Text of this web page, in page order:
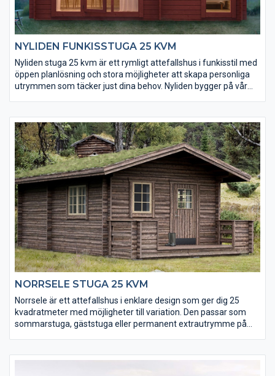
NYLIDEN FUNKISSTUGA 25 KVM
Nyliden stuga 25 kvm är ett rymligt attefallshus i funkisstil med
öppen planlösning och stora möjligheter att skapa personliga
utrymmen som täcker just dina behov. Nyliden bygger på vår
rumslösningar och 25 mycket effektiva kvadratmeter.
Komplettera även med Galgat funkisbod och Gellas
funkisbastu.
NORRSELE STUGA 25 KVM
Norrsele är ett attefallshus i enklare design som ger dig 25
kvadratmeter med möjligheter till variation. Den passar som
sommarstuga, gäststuga eller permanent extrautrymme på
OBS! Altanen är ett tillbehör och kan köpas till.